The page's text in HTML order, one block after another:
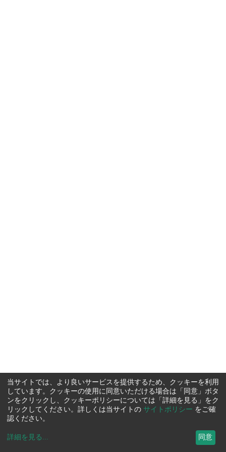
当サイトでは、より良いサービスを提供するため、クッキーを利用
しています。クッキーの使用に同意いただける場合は「同意」ボタ
ンをクリックし、クッキーポリシーについては「詳細を見る」をク
リックしてください。詳しくは当サイトの サイトポリシー をご確
認ください。
詳細を見る ... 同意